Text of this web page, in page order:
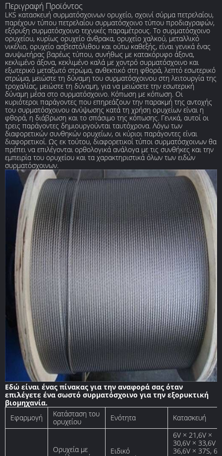
Περιγραφή Προϊόντος
LKS κατασκευή συρματόσχοινων ορυχείο, σχοινί σύρμα πετρελαίου,
παρέχουν τύπου πετρελαίου συρματόσχοινο τύπου προδιαγραφών,
εξόρυξη συρματόσχοινο τεχνικές παραμέτρους. Το συρματόσχοινο
ορυχείου, κυρίως ορυχείο άνθρακα, ορυχείο χαλκού, μεταλλικό
νικέλιο, ορυχείο ασβεστόλιθου και ούτω καθεξής, είναι γενικά ένας
ανυψωτήρας βαρέως τύπου, συνήθως με κατακόρυφο άξονα,
κεκλιμένο άξονα, κεκλιμένο καλά με χοντρό συρματόσχοινο και
εξωτερικό μεταξωτό στρώμα, ανθεκτικό στη φθορά, λεπτό εσωτερικό
στρώμα, μειώστε τη δύναμη του συρματόσχοινου στη λειτουργία της
τροχαλίας, μειώστε τη δύναμη, για να μειώσετε την εσωτερική
δύναμη μέσα στο συρματόσχοινο. Κόπωση με κόπωση. Οι
κυριότεροι παράγοντες που επηρεάζουν την παρακμή της αντοχής
του συρματόσχοινου ανύψωσης κατά τη χρήση ορυχείων είναι η
φθορά, η διάβρωση και το σπάσιμο της κόπωσης. Γενικά, αυτοί οι
τρεις παράγοντες δημιουργούνται ταυτόχρονα. Λόγω των
διαφορετικών συνθηκών ορυχείων, οι κύριοι παράγοντες είναι
διαφορετικοί. Ως εκ τούτου, διαφορετικοί τύποι συρματόσχοινων θα
πρέπει να επιλέγονται ορθολογικά ανάλογα με τις συνθήκες και την
εμπειρία του ορυχείου και τα χαρακτηριστικά όλων των ειδών
συρματόσχοινων.
Εδώ είναι ένας πίνακας για την αναφορά σας όταν
επιλέγετε ένα σωστό συρματόσχοινο για την εξορυκτική
βιομηχανία.
Εφαρμογή
Κατάσταση του
ορυχείου
Ενότητα Κατασκευή
Ορυχεία με
Ειδικό
6V × 21,6V ×
30,6V × 33,6V ×
36,6V × 37S, 6V